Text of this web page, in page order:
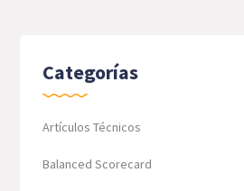
Categorías
Artículos Técnicos
Balanced Scorecard